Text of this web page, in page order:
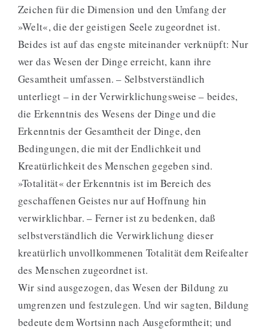
Zeichen für die Dimension und den Umfang der
»Welt«, die der geistigen Seele zugeordnet ist.
Beides ist auf das engste miteinander verknüpft: Nur
wer das Wesen der Dinge erreicht, kann ihre
Gesamtheit umfassen. – Selbstverständlich
unterliegt – in der Verwirklichungsweise – beides,
die Erkenntnis des Wesens der Dinge und die
Erkenntnis der Gesamtheit der Dinge, den
Bedingungen, die mit der Endlichkeit und
Kreatürlichkeit des Menschen gegeben sind.
»Totalität« der Erkenntnis ist im Bereich des
geschaffenen Geistes nur auf Hoffnung hin
verwirklichbar. – Ferner ist zu bedenken, daß
selbstverständlich die Verwirklichung dieser
kreatürlich unvollkommenen Totalität dem Reifealter
des Menschen zugeordnet ist.
Wir sind ausgezogen, das Wesen der Bildung zu
umgrenzen und festzulegen. Und wir sagten, Bildung
bedeute dem Wortsinn nach Ausgeformtheit; und